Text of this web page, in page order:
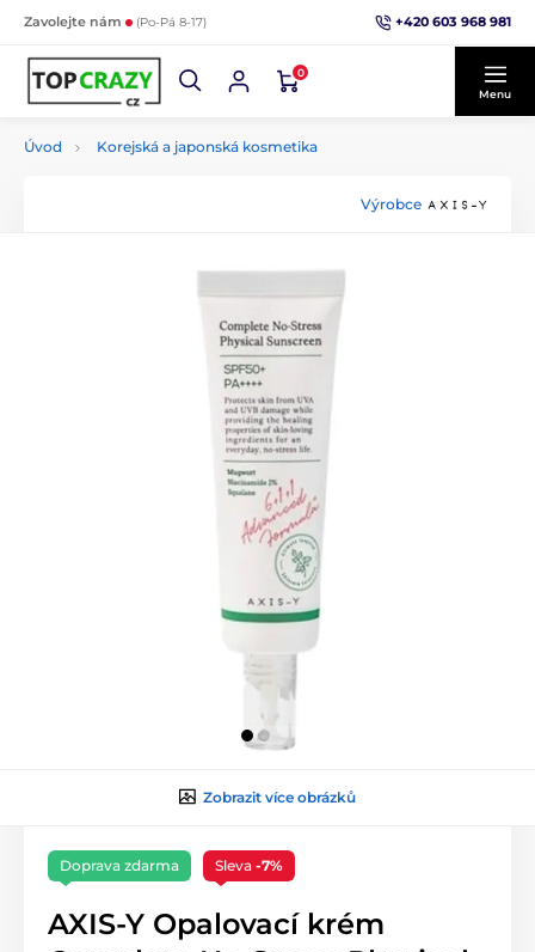
Zavolejte nám (Po-Pá 8-17) +420 603 968 981
0
Menu
Úvod Korejská a japonská kosmetika
Výrobce
Zobrazit více obrázků
Doprava zdarma Sleva -7%
AXIS-Y Opalovací krém